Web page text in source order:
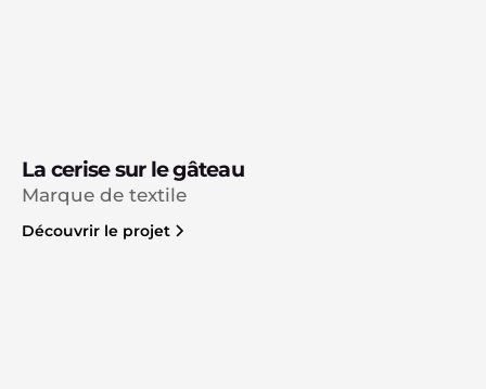
La cerise sur le gâteau
Marque de textile
Découvrir le projet